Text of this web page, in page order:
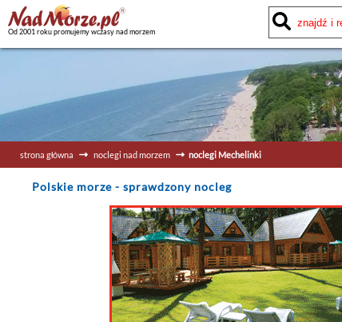
Od 2001 roku promujemy wczasy nad morzem
strona główna noclegi nad morzem noclegi Mechelinki
Polskie morze - sprawdzony nocleg